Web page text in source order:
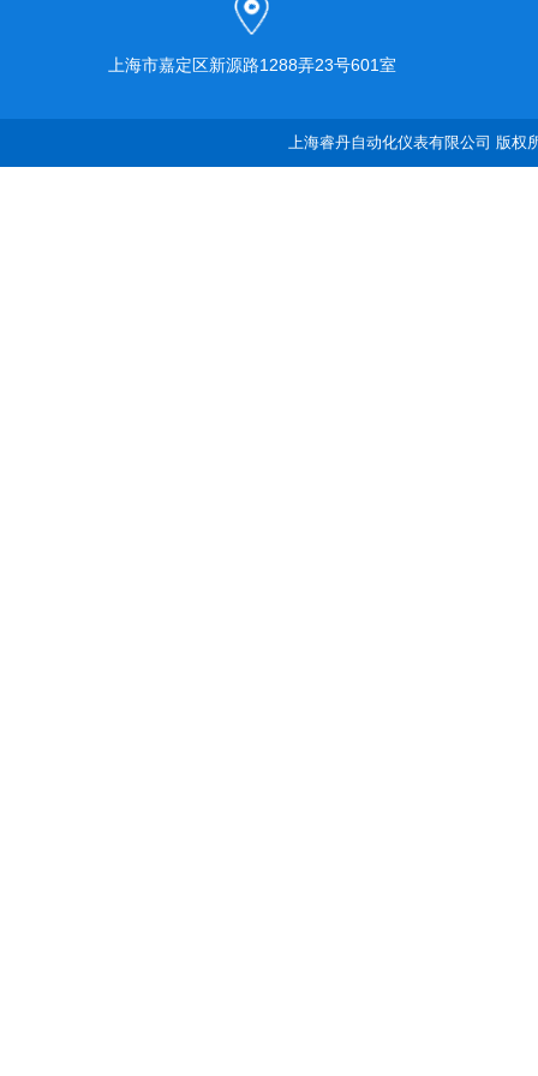
上海市嘉定区新源路1288弄23号601室
上海睿丹自动化仪表有限公司 版权